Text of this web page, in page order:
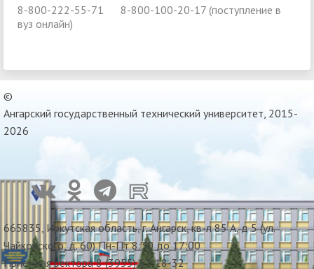
8-800-222-55-71 8-800-100-20-17 (поступление в
вуз онлайн)
©
Ангарский государственный технический университет, 2015-
2026
665835, Иркутская область, г. Ангарск, кв-л 85 А, д 5 (ул.
Чайковского, д. 60) Пн-Пт 8:30 до 17:00
Приемная ректора 8 (3955) 67-18-32